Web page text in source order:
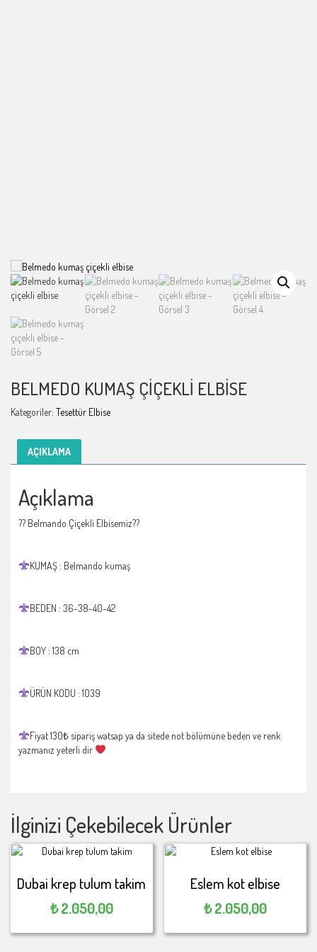
BELMEDO KUMAŞ ÇIÇEKLI ELBISE
Kategoriler: Tesettür Elbise
AÇIKLAMA
Açıklama
?? Belmando Çiçekli Elbisemiz??
KUMAŞ : Belmando kumaş
BEDEN : 36-38-40-42
BOY : 138 cm
ÜRÜN KODU : 1039
Fiyat 130₺ sipariş watsap ya da sitede not bölümüne beden ve renk
yazmanız yeterli dir
İlginizi Çekebilecek Ürünler
Dubai krep tulum takim
₺2.050,00
Eslem kot elbise
₺2.050,00